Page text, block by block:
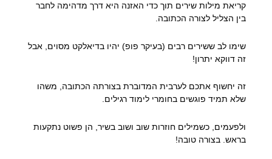
קריאת מילות שירים תוך כדי האזנה היא דרך מדהימה לחבר
בין הצליל לצורה הכתובה.
שימו לב ששירים רבים (בעיקר פופ) יהיו בדיאלקט מסוים, אבל
זה דווקא יתרון!
זה יחשוף אתכם לערבית המדוברת בצורתה הכתובה, משהו
שלא תמיד פוגשים בחומרי לימוד רגילים.
ולפעמים, כשמילים חוזרות שוב ושוב בשיר, הן פשוט נתקעות
בראש. בצורה טובה!